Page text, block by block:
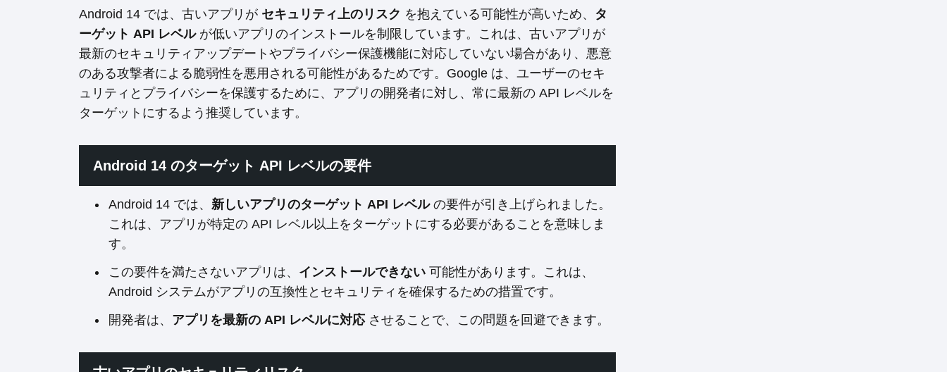
Android 14 では、古いアプリが セキュリティ上のリスク を抱えている可能性が高いため、 タ
ーゲット API レベルが低いアプリのインストールを制限しています。これは、古いアプリが
最新のセキュリティアップデートやプライバシー保護機能に対応していない場合があり、悪意
のある攻撃者による脆弱性を悪用される可能性があるためです。Google は、ユーザーのセキ
ュリティとプライバシーを保護するために、アプリの開発者に対し、常に最新の API レベルを
ターゲットにするよう推奨しています。
Android 14 のターゲット API レベルの要件
Android 14 では、 新しいアプリのターゲット API レベルの要件が引き上げられました。
これは、アプリが特定の API レベル以上をターゲットにする必要があることを意味しま
す。
この要件を満たさないアプリは、 インストールできない 可能性があります。これは、
Android システムがアプリの互換性とセキュリティを確保するための措置です。
開発者は、 アプリを最新の API レベルに対応させることで、この問題を回避できます。